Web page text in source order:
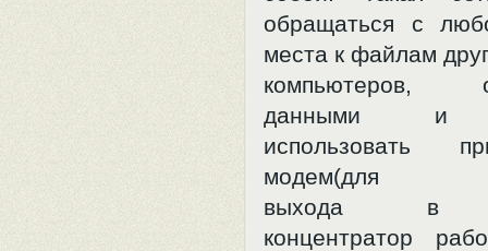
обращаться с
места к файлам
компьютеров,
данными и
использовать
модем(для
выхода в
концентратор